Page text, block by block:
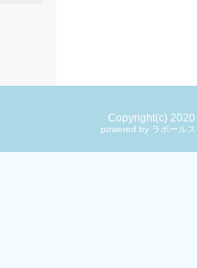
Copyright(c) 2020
powered by ラポール